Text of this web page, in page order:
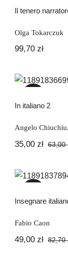
Il tenero
Olga Tokarczuk
99,70 zł
In italiano 2
Angelo Chiuchiu,
63,00
35,00 zł
Insegnare
Fabio Caon
82,70
49,00 zł